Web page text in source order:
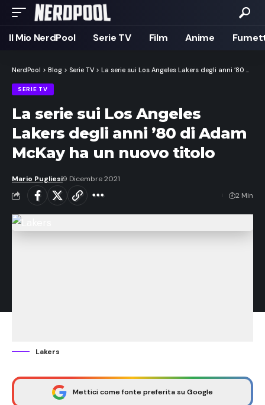
Il Mio NerdPool Serie TV Film Anime
NerdPool > Blog > Serie TV > La serie sui Los Angeles Lakers degli anni ’80 di Adam McKay ha un nuovo titolo
SERIE TV
La serie sui Los Angeles
Lakers degli anni ’80 di Adam
McKay ha un nuovo titolo
Mario Pugliesi9 Dicembre 2021
2 Min
Lakers
Mettici come fonte preferita su Google